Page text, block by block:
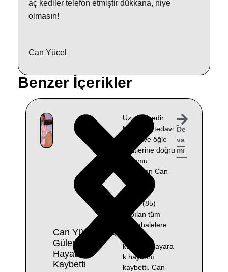
aç kediler telefon etmiştir dükkana, niye
olmasın!
Can Yücel
Benzer İçerikler
Can Yücel’in Eşi
Güler Yücel
Hayatını
Kaybetti
Uzun süredir
Muğla’da tedavi
gören ve öğle
saatlerine doğru
durumu
ağırlaşan Can
Yücel’in
eşi Güler
Yücel (85)
yapılan tüm
müdahalelere
rağmen
kurtarılamayara
k hayatını
kaybetti. Can
De
va
mı